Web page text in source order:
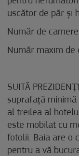
uscător de păr și
Număr de
Număr maxim de
SUITĂ
suprafață
al treilea al
este mobilat cu
fotolii. Baia are o
pentru a vă